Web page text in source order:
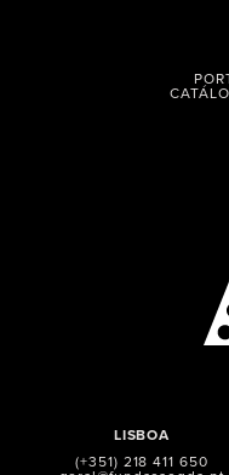
LISBOA
(+351) 218 411 650